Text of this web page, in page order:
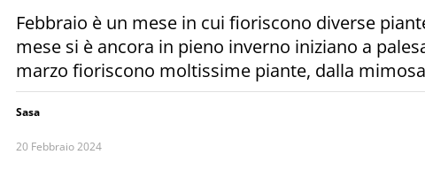
Febbraio è un mese in cui fioriscono diverse
mese si è ancora in pieno inverno iniziano a
marzo fioriscono moltissime piante, dalla
Sasa
20 Febbraio 2024